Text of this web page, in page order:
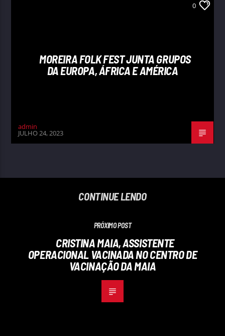
0
MOREIRA FOLK FEST JUNTA GRUPOS
DA EUROPA, ÁFRICA E AMÉRICA
admin
JULHO 24, 2023
CONTINUE LENDO
PRÓXIMO POST
CRISTINA MAIA, ASSISTENTE
OPERACIONAL VACINADA NO CENTRO DE
VACINAÇÃO DA MAIA